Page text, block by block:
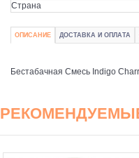
Страна
ОПИСАНИЕ ДОСТАВКА И ОПЛАТА
Бестабачная Смесь Indigo